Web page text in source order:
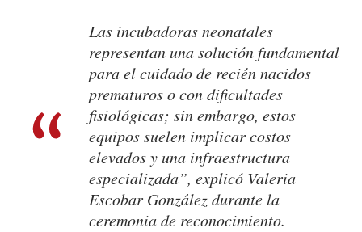
Las incubadoras neonatales
representan una solución fundamental
para el cuidado de recién nacidos
prematuros o con dificultades
fisiológicas; sin embargo, estos
equipos suelen implicar costos
elevados y una infraestructura
especializada”, explicó Valeria
Escobar González durante la
ceremonia de reconocimiento.